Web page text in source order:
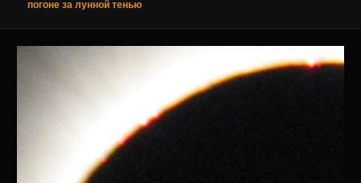
погоне за лунной тенью